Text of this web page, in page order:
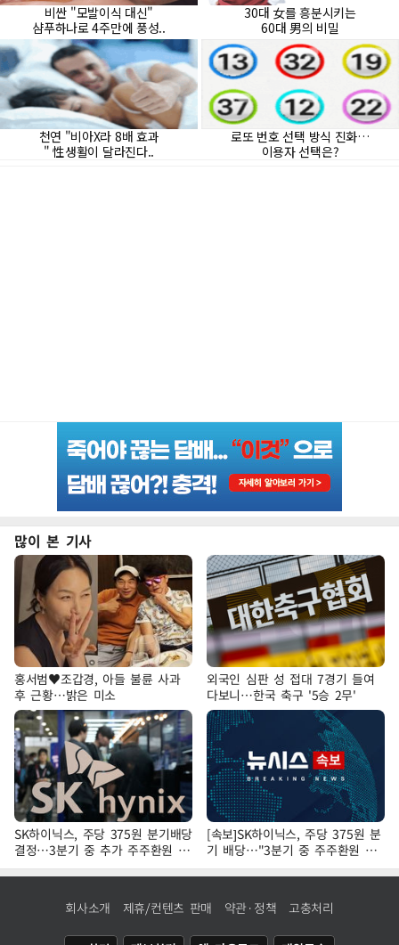
많이 본 기사
홍서범♥조갑경, 아들 불륜 사과
후 근황…밝은 미소
외국인 심판 성 접대 7경기 들여
다보니…한국 축구 '5승 2무'
SK하이닉스, 주당 375원 분기배당
결정…3분기 중 추가 주주환원 발
표
[속보]SK하이닉스, 주당 375원 분
기 배당…"3분기 중 주주환원 방
안 확정"
회사소개 제휴/컨텐츠 판매 약관·정책 고충처리